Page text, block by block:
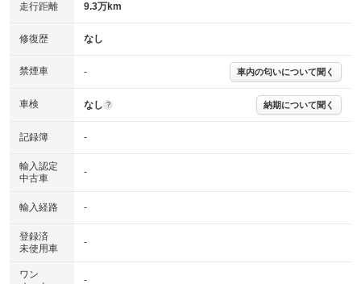
走行距離 9.3万km
修復歴 なし
禁煙車 - 車内の匂いについて聞く
車検 なし ? 納期について聞く
記録簿 -
輸入認定
中古車
-
輸入経路 -
登録済
未使用車
-
ワン
-